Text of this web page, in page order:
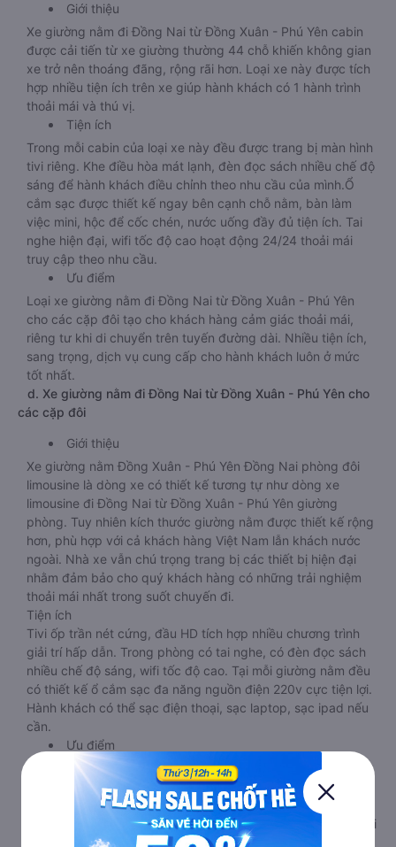
Giới thiệu
Xe giường nằm đi Đồng Nai từ Đồng Xuân - Phú Yên cabin
được cải tiến từ xe giường thường 44 chỗ khiến không gian
xe trở nên thoáng đãng, rộng rãi hơn. Loại xe này được tích
hợp nhiều tiện ích trên xe giúp hành khách có 1 hành trình
thoải mái và thú vị.
Tiện ích
Trong mỗi cabin của loại xe này đều được trang bị màn hình
tivi riêng. Khe điều hòa mát lạnh, đèn đọc sách nhiều chế độ
sáng để hành khách điều chỉnh theo nhu cầu của mình.Ổ
cắm sạc được thiết kế ngay bên cạnh chỗ nằm, bàn làm
việc mini, hộc để cốc chén, nước uống đầy đủ tiện ích. Tai
nghe hiện đại, wifi tốc độ cao hoạt động 24/24 thoải mái
truy cập theo nhu cầu.
Ưu điểm
Loại xe giường nằm đi Đồng Nai từ Đồng Xuân - Phú Yên
cho các cặp đôi tạo cho khách hàng cảm giác thoải mái,
riêng tư khi di chuyển trên tuyến đường dài. Nhiều tiện ích,
sang trọng, dịch vụ cung cấp cho hành khách luôn ở mức
tốt nhất.
d. Xe giường nằm đi Đồng Nai từ Đồng Xuân - Phú Yên cho
các cặp đôi
Giới thiệu
Xe giường nằm Đồng Xuân - Phú Yên Đồng Nai phòng đôi
limousine là dòng xe có thiết kế tương tự như dòng xe
limousine đi Đồng Nai từ Đồng Xuân - Phú Yên giường
phòng. Tuy nhiên kích thước giường nằm được thiết kế rộng
hơn, phù hợp với cả khách hàng Việt Nam lẫn khách nước
ngoài. Nhà xe vẫn chú trọng trang bị các thiết bị hiện đại
nhằm đảm bảo cho quý khách hàng có những trải nghiệm
thoải mái nhất trong suốt chuyến đi.
Tiện ích
Tivi ốp trần nét cứng, đầu HD tích hợp nhiều chương trình
giải trí hấp dẫn. Trong phòng có tai nghe, có đèn đọc sách
nhiều chế độ sáng, wifi tốc độ cao. Tại mỗi giường nằm đều
có thiết kế ổ cắm sạc đa năng nguồn điện 220v cực tiện lợi.
Hành khách có thể sạc điện thoại, sạc laptop, sạc ipad nếu
cần.
Ưu điểm
Xe giường nằm đôi đi Đồng Nai từ Đồng Xuân - Phú Yên này
phù hợp cho các cặp đôi hoặc gia đình có bé nhỏ vì diện
tích phòng rộng, riêng tư. Một điểm cộng lớn cho loại xe này
là không bắt khách dọc đường, tránh được tình trạng bị nhồi
nhét trong quá trình di chuyển.